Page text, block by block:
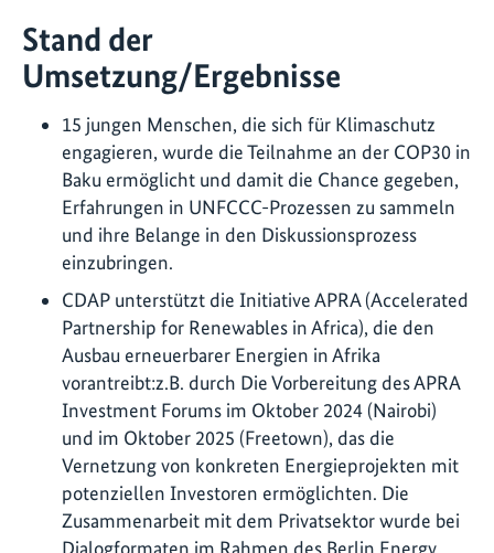
Stand der
Umsetzung/Ergebnisse
15 jungen Menschen, die sich für Klimaschutz
engagieren, wurde die Teilnahme an der COP30 in
Baku ermöglicht und damit die Chance gegeben,
Erfahrungen in UNFCCC-Prozessen zu sammeln
und ihre Belange in den Diskussionsprozess
einzubringen.
CDAP unterstützt die Initiative APRA (Accelerated
Partnership for Renewables in Africa), die den
Ausbau erneuerbarer Energien in Afrika
vorantreibt:z.B. durch Die Vorbereitung des APRA
Investment Forums im Oktober 2024 (Nairobi)
und im Oktober 2025 (Freetown), das die
Vernetzung von konkreten Energieprojekten mit
potenziellen Investoren ermöglichten. Die
Zusammenarbeit mit dem Privatsektor wurde bei
Dialogformaten im Rahmen des Berlin Energy